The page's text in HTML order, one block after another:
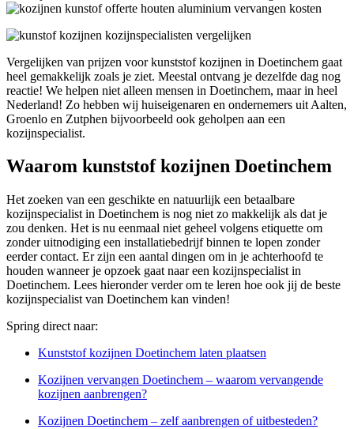
Vergelijken van prijzen voor kunststof kozijnen in Doetinchem gaat
heel gemakkelijk zoals je ziet. Meestal ontvang je dezelfde dag nog
reactie! We helpen niet alleen mensen in Doetinchem, maar in heel
Nederland! Zo hebben wij huiseigenaren en ondernemers uit Aalten,
Groenlo en Zutphen bijvoorbeeld ook geholpen aan een
kozijnspecialist.
Waarom kunststof kozijnen Doetinchem
Het zoeken van een geschikte en natuurlijk een betaalbare
kozijnspecialist in Doetinchem is nog niet zo makkelijk als dat je
zou denken. Het is nu eenmaal niet geheel volgens etiquette om
zonder uitnodiging een installatiebedrijf binnen te lopen zonder
eerder contact. Er zijn een aantal dingen om in je achterhoofd te
houden wanneer je opzoek gaat naar een kozijnspecialist in
Doetinchem. Lees hieronder verder om te leren hoe ook jij de beste
kozijnspecialist van Doetinchem kan vinden!
Spring direct naar:
Kunststof kozijnen Doetinchem laten plaatsen
Kozijnen vervangen Doetinchem – waarom vervangende
kozijnen aanbrengen?
Kozijnen Doetinchem – zelf aanbrengen of uitbesteden?